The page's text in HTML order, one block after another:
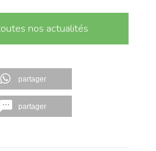
nos actualités
partager
partager